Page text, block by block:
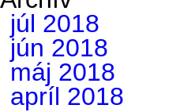
júl 2018
jún 2018
máj 2018
apríl 2018